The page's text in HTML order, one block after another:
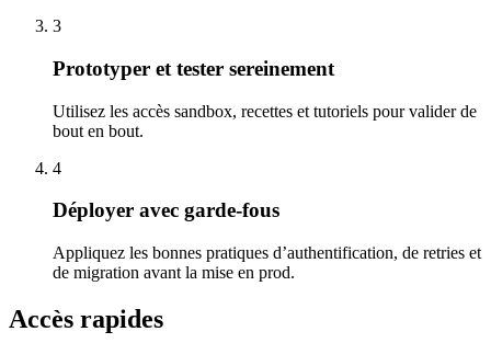
3
Prototyper et tester sereinement
Utilisez les accès sandbox, recettes et tutoriels pour valider de
bout en bout.
4
Déployer avec garde-fous
Appliquez les bonnes pratiques d’authentification, de retries et
de migration avant la mise en prod.
Accès rapides